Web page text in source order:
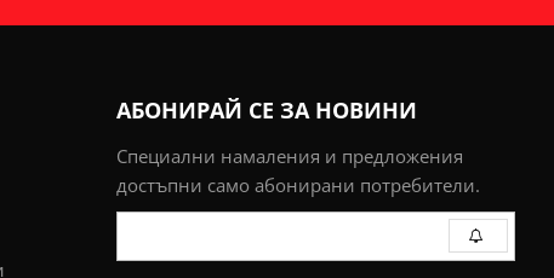
АБОНИРАЙ СЕ ЗА НОВИНИ
Специални намаления и предложения
достъпни само абонирани потребители.